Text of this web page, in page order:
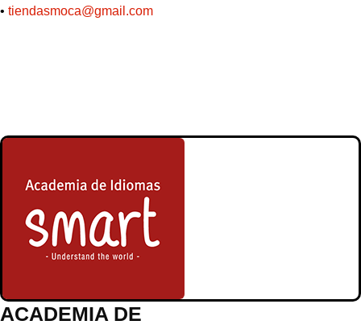
• tiendasmoca@gmail.com
ACADEMIA DE